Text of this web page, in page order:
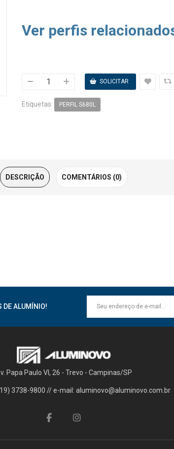
Ver perfis
Etiquetas: PERFIL S680L
DESCRIÇÃO COMENTÁRIOS (0)
DE ALUMÍNIO!
Papa Paulo VI, 26 - Trevo - Campinas/SP
3738-9800 // e-mail: aluminovo@aluminovo.com.br